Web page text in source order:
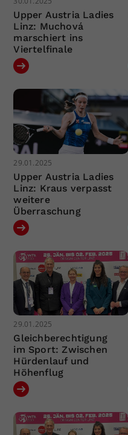
Upper Austria Ladies
Linz: Muchová
marschiert ins
Viertelfinale
29.01.2025
Upper Austria Ladies
Linz: Kraus verpasst
weitere
Überraschung
29.01.2025
Gleichberechtigung
im Sport: Zwischen
Hürdenlauf und
Höhenflug